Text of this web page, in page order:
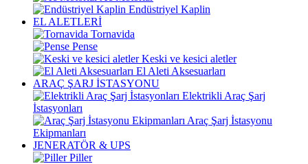
Endüstriyel Kaplin
EL ALETLERİ
Tornavida
Pense
Keski ve kesici aletler
El Aleti Aksesuarları
ARAÇ ŞARJ İSTASYONU
Elektrikli Araç Şarj
İstasyonları
Araç Şarj İstasyonu
Ekipmanları
JENERATÖR & UPS
Piller